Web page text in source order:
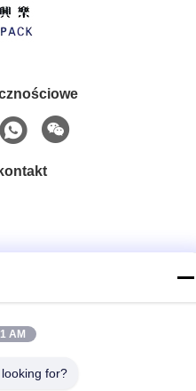
AM
for?